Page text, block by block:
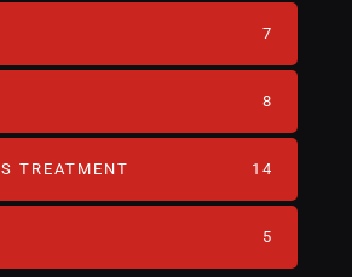
7
8
TREATMENT‎ 14
5